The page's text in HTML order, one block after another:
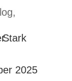
,
2025